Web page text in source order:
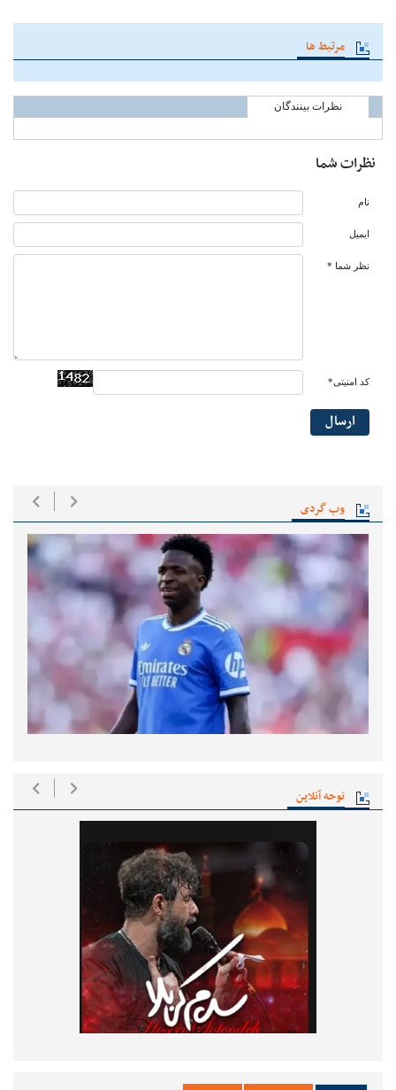
وب گردی
نوحه آنلاین
مرتبط ها
نظرات بینندگان
نظرات شما
نام
ایمیل
نظر شما *
کد امنیتی*
ارسال